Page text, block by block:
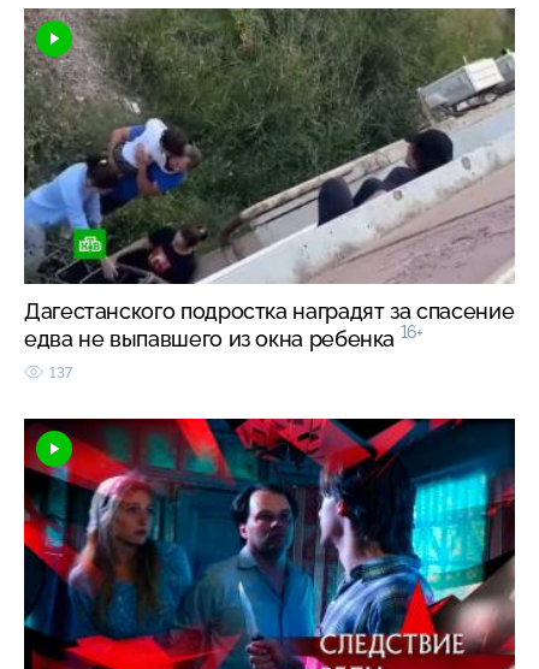
Дагестанского подростка наградят за спасение
едва не выпавшего из окна ребенка 16+
137